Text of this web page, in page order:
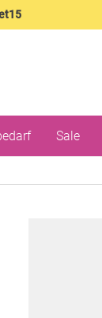
Sale